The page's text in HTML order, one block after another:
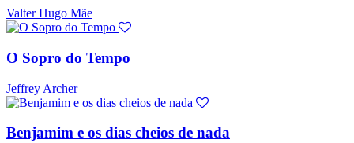
Valter Hugo Mãe
O Sopro do Tempo
Jeffrey Archer
Benjamim e os dias cheios de nada